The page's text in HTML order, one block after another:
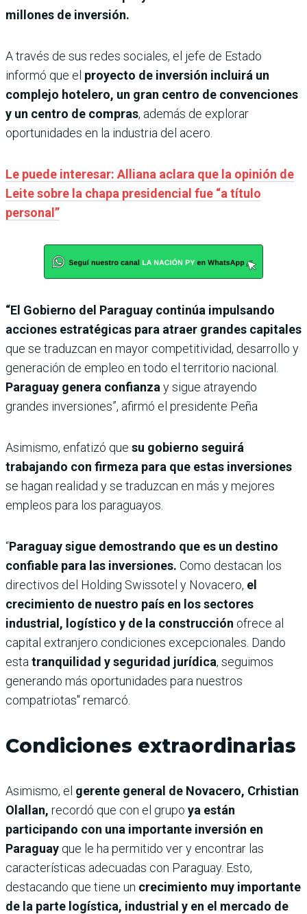
millones de inversión.
A través de sus redes sociales, el jefe de Estado
informó que el proyecto de inversión incluirá un
complejo hotelero, un gran centro de convenciones
y un centro de compras, además de explorar
oportunidades en la industria del acero.
Le puede interesar: Alliana aclara que la opinión de
Leite sobre la chapa presidencial fue “a título
personal”
“El Gobierno del Paraguay continúa impulsando
acciones estratégicas para atraer grandes capitales
que se traduzcan en mayor competitividad, desarrollo y
generación de empleo en todo el territorio nacional.
Paraguay genera confianza y sigue atrayendo
grandes inversiones”, afirmó el presidente Peña
Asimismo, enfatizó que su gobierno seguirá
trabajando con firmeza para que estas inversiones
se hagan realidad y se traduzcan en más y mejores
empleos para los paraguayos.
“Paraguay sigue demostrando que es un destino
confiable para las inversiones. Como destacan los
directivos del Holding Swissotel y Novacero, el
crecimiento de nuestro país en los sectores
industrial, logístico y de la construcción ofrece al
capital extranjero condiciones excepcionales. Dando
esta tranquilidad y seguridad jurídica, seguimos
generando más oportunidades para nuestros
compatriotas" remarcó.
Condiciones extraordinarias
Asimismo, el gerente general de Novacero, Crhistian
Olallan, recordó que con el grupo ya están
participando con una importante inversión en
Paraguay que le ha permitido ver y encontrar las
características adecuadas con Paraguay. Esto,
destacando que tiene un crecimiento muy importante
de la parte logística, industrial y en el mercado de